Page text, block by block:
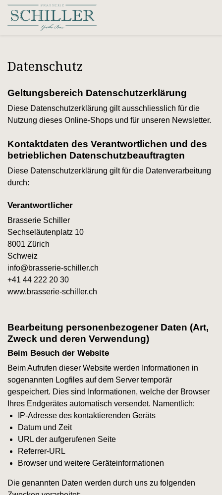
Datenschutz
Geltungsbereich Datenschutzerklärung
Diese Datenschutzerklärung gilt ausschliesslich für die
Nutzung dieses Online-Shops und für unseren Newsletter.
Kontaktdaten des Verantwortlichen und des
betrieblichen Datenschutzbeauftragten
Diese Datenschutzerklärung gilt für die Datenverarbeitung
durch:
Verantwortlicher
Brasserie Schiller
Sechseläutenplatz 10
8001 Zürich
Schweiz
info@brasserie-schiller.ch
+41 44 222 20 30
www.brasserie-schiller.ch
Bearbeitung personenbezogener Daten (Art,
Zweck und deren Verwendung)
Beim Besuch der Website
Beim Aufrufen dieser Website werden Informationen in
sogenannten Logfiles auf dem Server temporär
gespeichert. Dies sind Informationen, welche der Browser
Ihres Endgerätes automatisch versendet. Namentlich:
IP-Adresse des kontaktierenden Geräts
Datum und Zeit
URL der aufgerufenen Seite
Referrer-URL
Browser und weitere Geräteinformationen
Die genannten Daten werden durch uns zu folgenden